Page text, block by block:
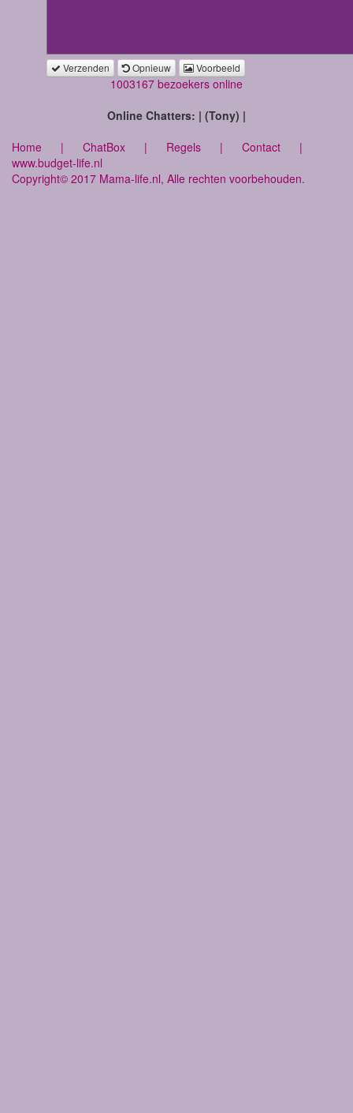
Verzenden Opnieuw Voorbeeld
1003167 bezoekers online
Online Chatters: | (Tony) |
Home | ChatBox | Regels | Contact |
www.budget-life.nl
Copyright© 2017 Mama-life.nl, Alle rechten voorbehouden.